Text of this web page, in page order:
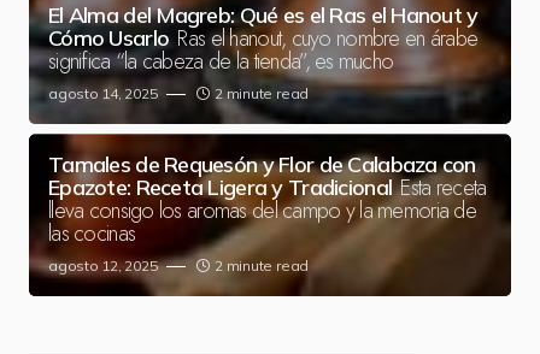
El Alma del Magreb: Qué es el Ras el Hanout y
Cómo Usarlo Ras el hanout, cuyo nombre en árabe
significa “la cabeza de la tienda”, es mucho
agosto 14, 2025 2 minute read
Tamales de Requesón y Flor de Calabaza con
Epazote: Receta Ligera y Tradicional Esta receta
lleva consigo los aromas del campo y la memoria de
las cocinas
agosto 12, 2025 2 minute read